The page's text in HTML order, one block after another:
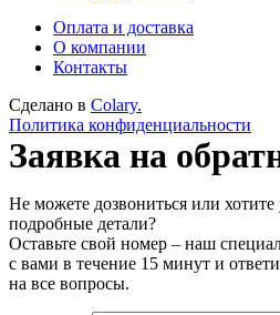
Оплата и доставка
О компании
Контакты
Сделано в Colary.
Политика конфиденциальности
Заявка на
Не можете дозвониться или хотите
подробные детали?
Оставьте свой номер – наш
с вами в течение 15 минут и
на все вопросы.